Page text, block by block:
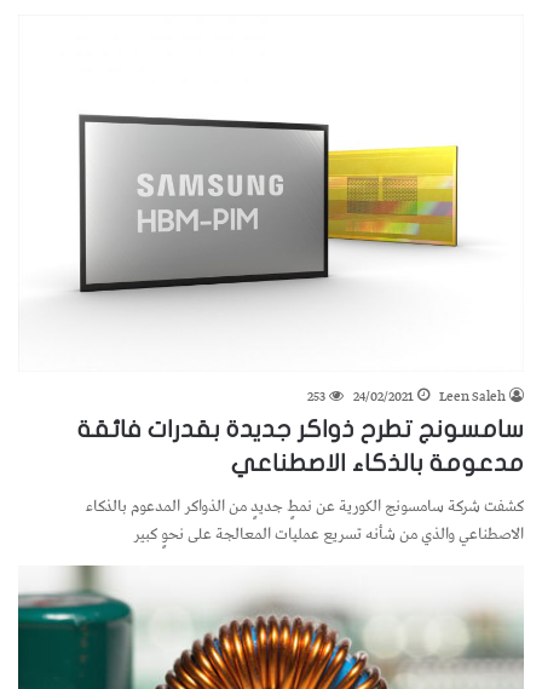
Leen Saleh
24/02/2021
253
سامسونج تطرح ذواكر جديدة بقدرات فائقة
مدعومة بالذكاء الاصطناعي
كشفت شركة سامسونج الكورية عن نمطٍ جديدٍ من الذواكر المدعوم بالذكاء
الاصطناعي والذي من شأنه تسريع عمليات المعالجة على نحوٍ كبير